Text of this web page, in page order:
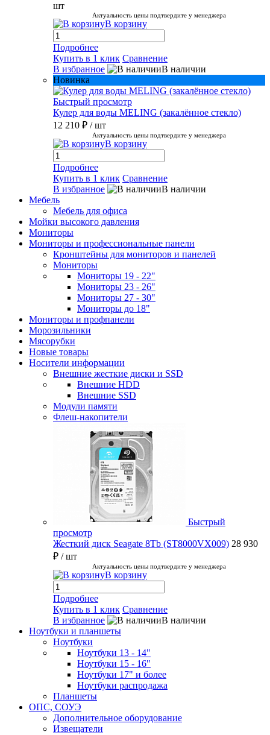
шт
Актуальность цены подтвердите у менеджера
В корзину
Подробнее
Купить в 1 клик Сравнение
В избранное
В наличии
Новинка
Быстрый просмотр
Кулер для воды MELING (закалённое стекло)
12 210 ₽ / шт
Актуальность цены подтвердите у менеджера
В корзину
Подробнее
Купить в 1 клик Сравнение
В избранное
В наличии
Мебель
Мебель для офиса
Мойки высокого давления
Мониторы
Мониторы и профессиональные панели
Кронштейны для мониторов и панелей
Мониторы
Мониторы 19 - 22"
Мониторы 23 - 26"
Мониторы 27 - 30"
Мониторы до 18"
Мониторы и профпанели
Морозильники
Мясорубки
Новые товары
Носители информации
Внешние жесткие диски и SSD
Внешние HDD
Внешние SSD
Модули памяти
Флеш-накопители
Быстрый
просмотр
Жесткий диск Seagate 8Tb (ST8000VX009) 28 930
₽ / шт
Актуальность цены подтвердите у менеджера
В корзину
Подробнее
Купить в 1 клик Сравнение
В избранное
В наличии
Ноутбуки и планшеты
Ноутбуки
Ноутбуки 13 - 14"
Ноутбуки 15 - 16"
Ноутбуки 17" и более
Ноутбуки распродажа
Планшеты
ОПС, СОУЭ
Дополнительное оборудование
Извещатели